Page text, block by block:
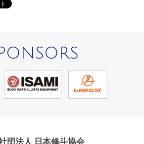
団法人 日本修斗協会